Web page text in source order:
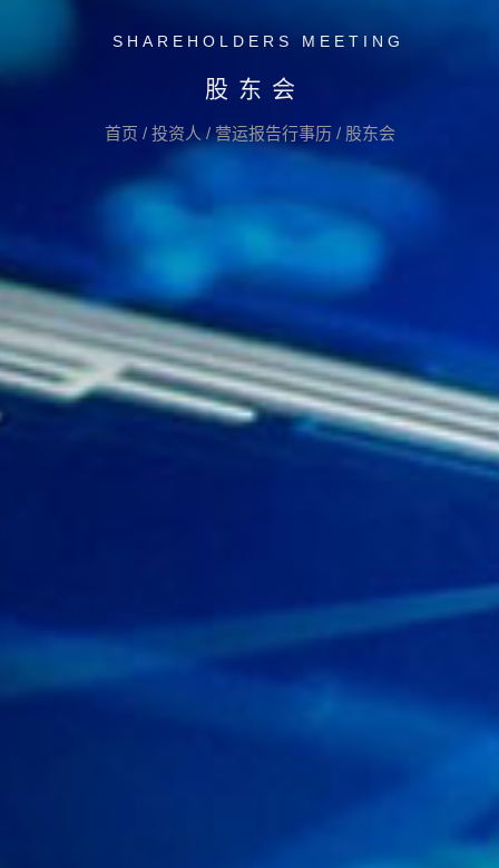
SHAREHOLDERS MEETING
股东会
首页 / 投资人 / 营运报告行事历 / 股东会